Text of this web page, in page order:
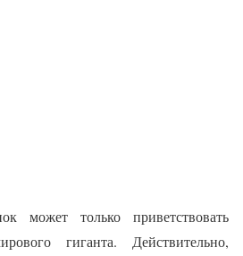
может только приветствовать
гиганта. Действительно,